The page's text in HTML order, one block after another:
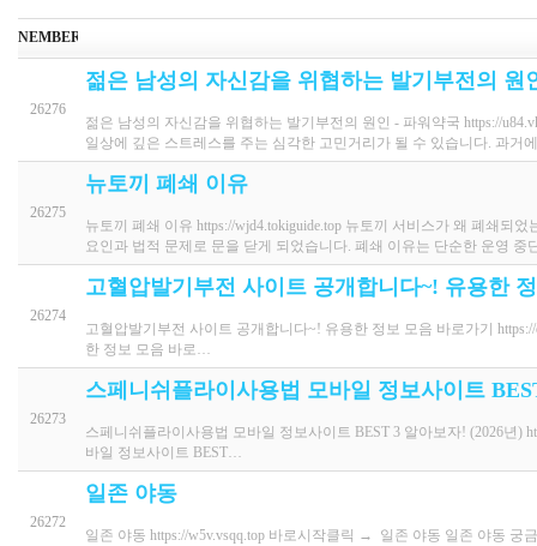
NEMBER
26276
젊은 남성의 자신감을 위협하는 발기부전의 원
젊은 남성의 자신감을 위협하는 발기부전의 원인 - 파워약국 https://
일상에 깊은 스트레스를 주는 심각한 고민거리가 될 수 있습니다. 과거
26275
뉴토끼 폐쇄 이유
뉴토끼 폐쇄 이유 https://wjd4.tokiguide.top 뉴토끼 서비스가 왜 폐쇄되
요인과 법적 문제로 문을 닫게 되었습니다. 폐쇄 이유는 단순한 운영 중
26274
고혈압발기부전 사이트 공개합니다~! 유용한
고혈압발기부전 사이트 공개합니다~! 유용한 정보 모음 바로가기
한 정보 모음 바로…
26273
스페니쉬플라이사용법 모바일 정보사이트
스페니쉬플라이사용법 모바일 정보사이트 BEST 3 알아보자! (2026년)
바일 정보사이트 BEST…
26272
일존 야동
일존 야동 https://w5v.vsqq.top 바로시작클릭 → 일존 야동 일존 야동